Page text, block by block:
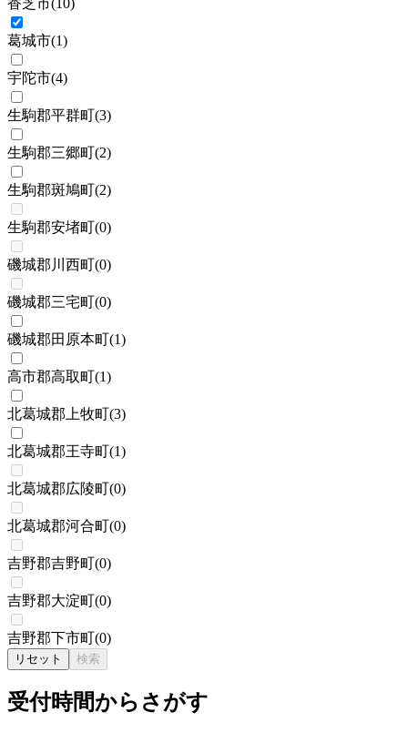
葛城市(1)
宇陀市(4)
生駒郡平群町(3)
生駒郡三郷町(2)
生駒郡斑鳩町(2)
生駒郡安堵町(0)
磯城郡川西町(0)
磯城郡三宅町(0)
磯城郡田原本町(1)
高市郡高取町(1)
北葛城郡上牧町(3)
北葛城郡王寺町(1)
北葛城郡広陵町(0)
北葛城郡河合町(0)
吉野郡吉野町(0)
吉野郡大淀町(0)
吉野郡下市町(0)
リセット 検索
受付時間からさがす